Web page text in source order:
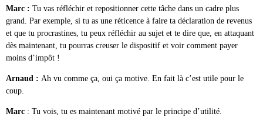
Marc : Tu vas réfléchir et repositionner cette tâche dans un cadre plus
grand. Par exemple, si tu as une réticence à faire ta déclaration de revenus
et que tu procrastines, tu peux réfléchir au sujet et te dire que, en attaquant
dès maintenant, tu pourras creuser le dispositif et voir comment payer
moins d’impôt !
Arnaud : Ah vu comme ça, oui ça motive. En fait là c’est utile pour le
coup.
Marc : Tu vois, tu es maintenant motivé par le principe d’utilité.